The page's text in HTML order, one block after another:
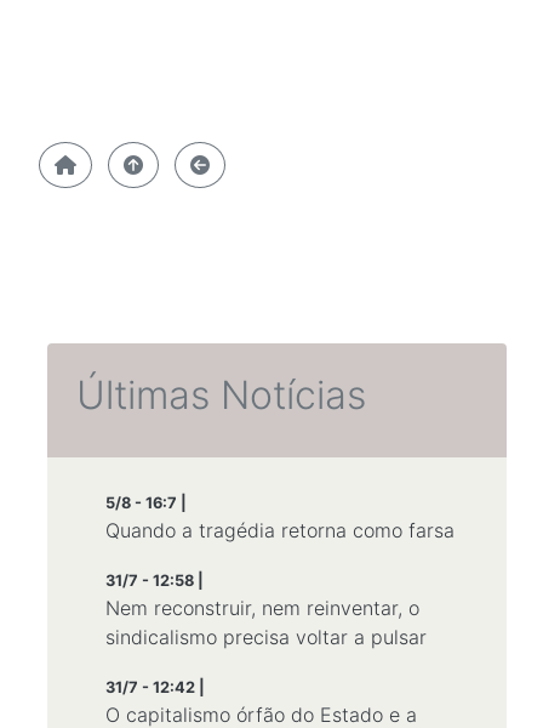
Últimas Notícias
5/8 - 16:7 |
Quando a tragédia retorna como farsa
31/7 - 12:58 |
Nem reconstruir, nem reinventar, o
sindicalismo precisa voltar a pulsar
31/7 - 12:42 |
O capitalismo órfão do Estado e a